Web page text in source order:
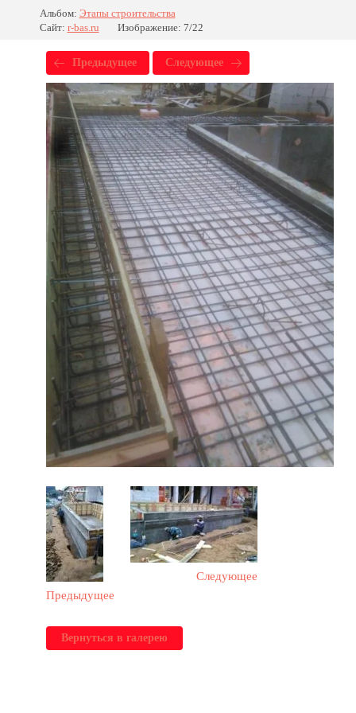
Альбом: Этапы строительства
Сайт: r-bas.ru Изображение: 7/22
Предыдущее Следующее
Предыдущее
Следующее
Вернуться в галерею